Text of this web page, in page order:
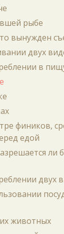
рыбе
вынужден
двух
в
фиников,
едой
ли
двух
животных